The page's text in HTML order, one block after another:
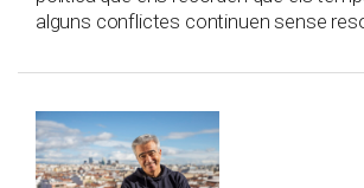
alguns conflictes continuen sense